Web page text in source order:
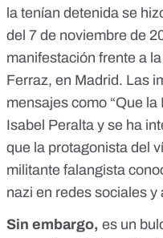
la tenían detenida se
del 7 de noviembre de
manifestación frente a
Ferraz, en Madrid. Las
mensajes como “Que la
Isabel Peralta y se ha
que la protagonista del
militante falangista
nazi en redes sociales y
Sin embargo, es un